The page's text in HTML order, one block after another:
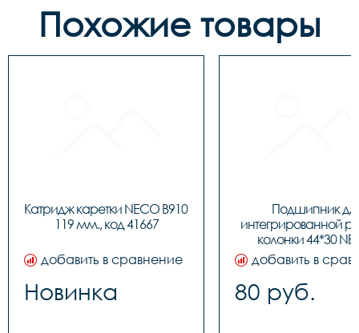
Похожие товары
Катридж каретки NECO B910
119 мм., код 41667
добавить в сравнение
Новинка
Подшипник
интегрированной
колонки 44*30
BBFHST11, код
добавить в
80 руб.